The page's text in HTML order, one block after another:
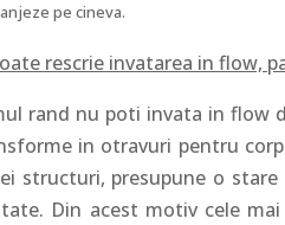
pe cineva.
rescrie invatarea in flow,
rand nu poti invata in flow
in otravuri pentru
structuri, presupune o
Din acest motiv cele